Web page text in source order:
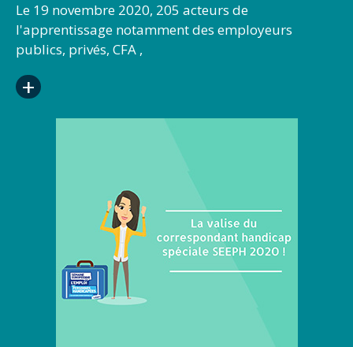
Le 19 novembre 2020, 205 acteurs de
l'apprentissage notamment des employeurs
publics, privés, CFA ,
public de l’emploi et de l’orientation du Grand Est
tour de France Cap sur les compétences, cap sur
l’apprentissage sous l’égide de Sophie Cluzel,
Secrétaire d'État auprès du Premier ministre,
chargée des Personnes handicapées, Blaise
Gourtay, SGARE de la région Grand Est, et Marc
Desjardins, Directeur de l’établissement public
FIPHFP . Un succès pour le FIPHFP, le Handi-Pacte
Grand Est et EH Conseil, prestataire du FIPHFP à
l’origine de cet événement. En conclusion de cet
après-midi d'échange, Sophie Cluzel, Secrétaire
d'Etat auprès du Premier ministre chargée des
+